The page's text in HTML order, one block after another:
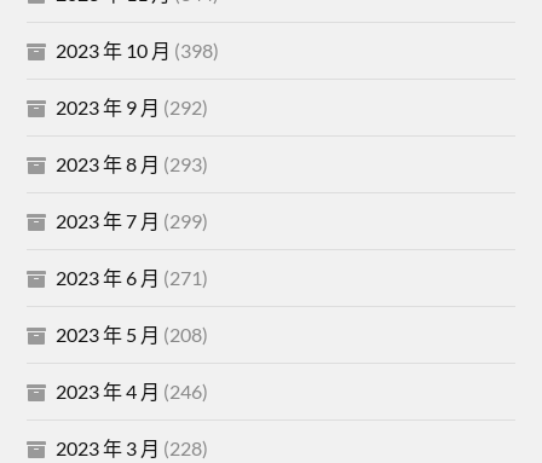
2023 年 10 月 (398)
2023 年 9 月 (292)
2023 年 8 月 (293)
2023 年 7 月 (299)
2023 年 6 月 (271)
2023 年 5 月 (208)
2023 年 4 月 (246)
2023 年 3 月 (228)